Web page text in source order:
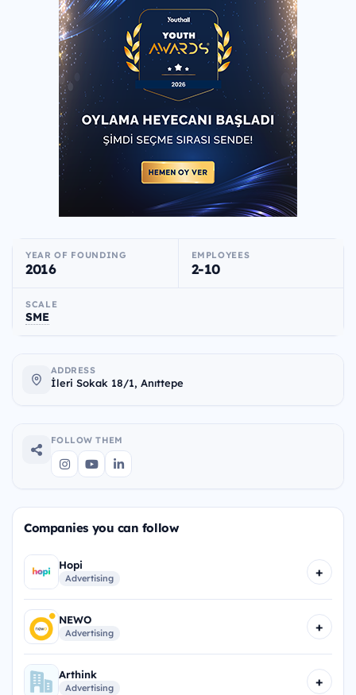
YEAR OF FOUNDING
2016
EMPLOYEES
2-10
SCALE
SME
ADDRESS
İleri Sokak 18/1, Anıttepe
FOLLOW THEM
Companies you can follow
Hopi
Advertising +
NEWO
Advertising +
Arthink
Advertising +